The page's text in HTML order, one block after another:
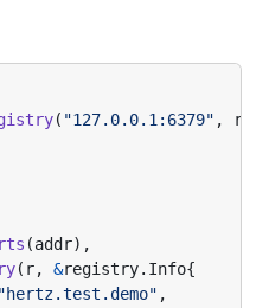
( "127.0.0.1:6379" ,
(addr),
( r, &registry. Info{
"hertz.test.demo" ,